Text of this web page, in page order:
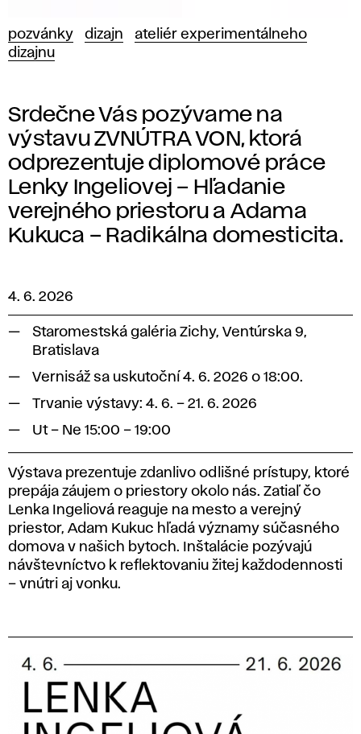
pozvánky dizajn
ateliér experimentálneho
dizajnu
Srdečne Vás pozývame na
výstavu ZVNÚTRA VON, ktorá
odprezentuje diplomové práce
Lenky Ingeliovej – Hľadanie
verejného priestoru a Adama
Kukuca – Radikálna domesticita.
4. 6. 2026
Staromestská galéria Zichy, Ventúrska 9,
Bratislava
Vernisáž sa uskutoční 4. 6. 2026 o 18:00.
Trvanie výstavy: 4. 6. – 21. 6. 2026
Ut – Ne 15:00 – 19:00
Výstava prezentuje zdanlivo odlišné prístupy, ktoré
prepája záujem o priestory okolo nás. Zatiaľ čo
Lenka Ingeliová reaguje na mesto a verejný
priestor, Adam Kukuc hľadá významy súčasného
domova v našich bytoch. Inštalácie pozývajú
návštevníctvo k reflektovaniu žitej každodennosti
– vnútri aj vonku.